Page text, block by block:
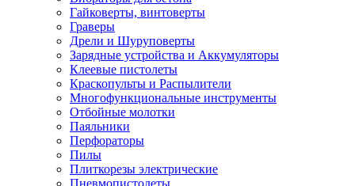
Гайковерты, винтоверты
Граверы
Дрели и Шуруповерты
Зарядные устройства и Аккумуляторы
Клеевые пистолеты
Краскопульты и Распылители
Многофункциональные инструменты
Отбойные молотки
Паяльники
Перфораторы
Пилы
Плиткорезы электрические
Пневмопистолеты